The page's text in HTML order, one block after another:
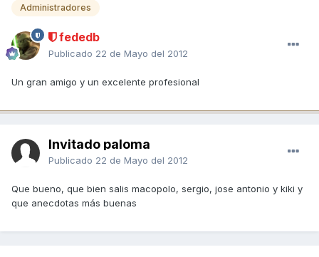
Administradores
fededb
Publicado 22 de Mayo del 2012
Un gran amigo y un excelente profesional
Invitado paloma
Publicado 22 de Mayo del 2012
Que bueno, que bien salis macopolo, sergio, jose antonio y kiki y
que anecdotas más buenas